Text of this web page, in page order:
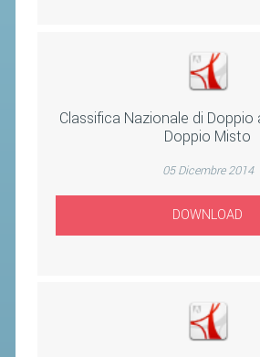
Classifica Nazionale di
Doppio Misto
05 Dicembre 2014
DOWNLOAD
STAFF TECNICO
CLASSIFICHE
ATLETI
PROMOZIONE
TROFEO CONI
ENTI DI